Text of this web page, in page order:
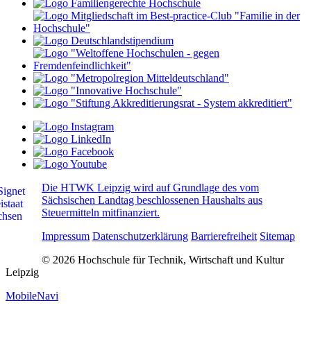
Die HTWK Leipzig wird auf Grundlage des vom
Sächsischen Landtag beschlossenen Haushalts aus
Steuermitteln mitfinanziert.
Impressum Datenschutzerklärung Barrierefreiheit Sitemap
© 2026 Hochschule für Technik, Wirtschaft und Kultur
Leipzig
MobileNavi